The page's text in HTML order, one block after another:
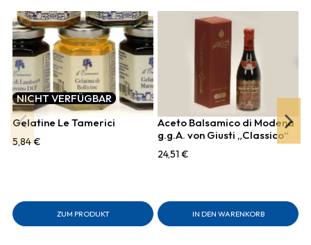
NICHT VERFÜGBAR
Gelatine Le Tamerici
5,84 €
ZUM PRODUKT
Aceto Balsamico di Modena
g.g.A. von Giusti „Classico“
24,51 €
IN DEN WARENKORB